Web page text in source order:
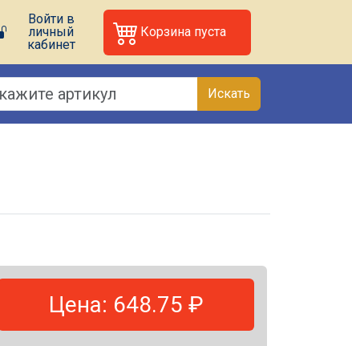
Войти в
личный
кабинет
Корзина пуста
Искать
Цена: 648.75 ₽